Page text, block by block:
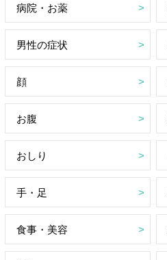
病院・お薬
男性の症状
顔
お腹
おしり
手・足
食事・美容